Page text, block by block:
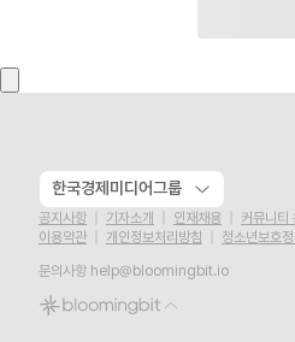
한국경제미디어그룹
공지사항 기자소개 인재채용
커뮤니티
이용약관
개인정보처리방침 청소년보호
문의사항 help@bloomingbit.io